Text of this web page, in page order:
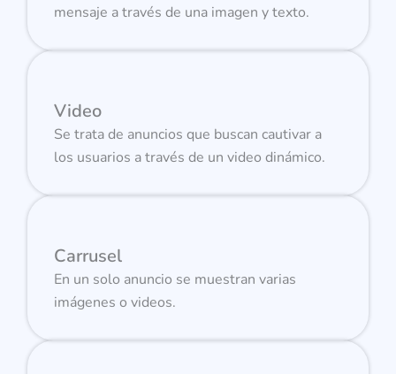
mensaje a través de una imagen y texto.
Video
Se trata de anuncios que buscan cautivar a
los usuarios a través de un video dinámico.
Carrusel
En un solo anuncio se muestran varias
imágenes o videos.